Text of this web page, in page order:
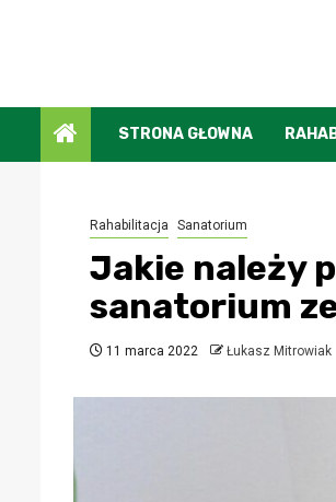
STRONA GŁOWNA
Rahabilitacja Sanatorium
Jakie należy
sanatorium
11 marca 2022 Łukasz Mitrowiak